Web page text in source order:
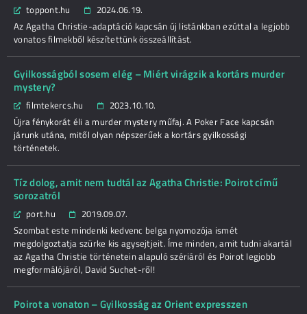
toppont.hu
2024.06.19.
Az Agatha Christie-adaptáció kapcsán új listánkban ezúttal a legjobb
vonatos filmekből készítettünk összeállítást.
Gyilkosságból sosem elég – Miért virágzik a kortárs murder
mystery?
filmtekercs.hu
2023.10.10.
Újra fénykorát éli a murder mystery műfaj. A Poker Face kapcsán
járunk utána, mitől olyan népszerűek a kortárs gyilkossági
történetek.
Tíz dolog, amit nem tudtál az Agatha Christie: Poirot című
sorozatról
port.hu
2019.09.07.
Szombat este mindenki kedvenc belga nyomozója ismét
megdolgoztatja szürke kis agysejtjeit. Íme minden, amit tudni akartál
az Agatha Christie történetein alapuló szériáról és Poirot legjobb
megformálójáról, David Suchet-ről!
Poirot a vonaton – Gyilkosság az Orient expresszen